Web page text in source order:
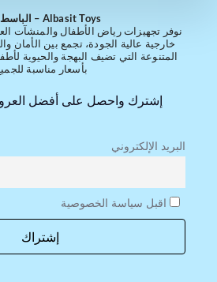
Albasit Toys – الباسط تويز
نوفر تجهيزات رياض الأطفال والمنشآت
خارجية عالية الجودة، تجمع بين الأمان
المتنوعة التي تضيف البهجة والحيوية
بأسعار مناسبة
إشترك واحصل على أفضل
البريد الإلكتروني
اقبل سياسة الخصوصية